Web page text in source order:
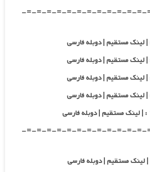
-=-=-=-=-=-=-=-=-=-=-=-=-
-=-=-=-=-=-=-=-=-=-=-=-=-